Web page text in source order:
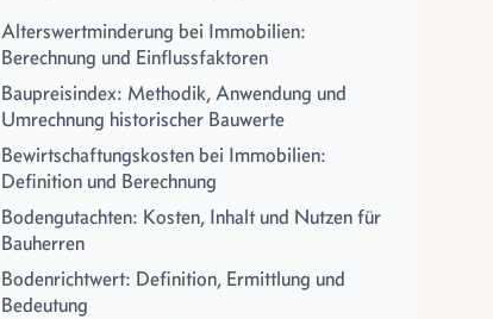
Alterswertminderung bei Immobilien:
Berechnung und Einflussfaktoren
Baupreisindex: Methodik, Anwendung und
Umrechnung historischer Bauwerte
Bewirtschaftungskosten bei Immobilien:
Definition und Berechnung
Bodengutachten: Kosten, Inhalt und Nutzen für
Bauherren
Bodenrichtwert: Definition, Ermittlung und
Bedeutung